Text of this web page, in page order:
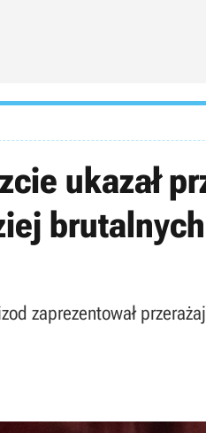
ukazał
brutalnych
zaprezentował